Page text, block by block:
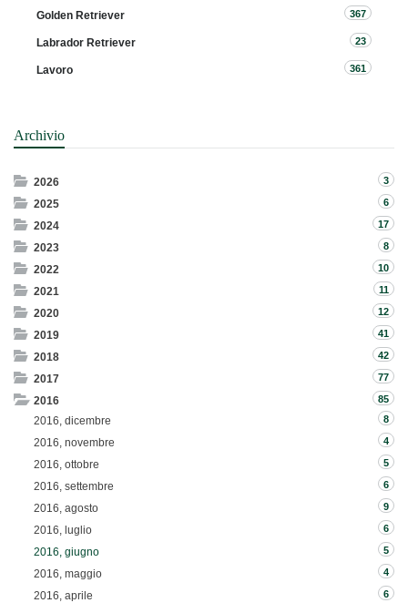
Golden Retriever 367
Labrador Retriever 23
Lavoro 361
Archivio
2026 3
2025 6
2024 17
2023 8
2022 10
2021 11
2020 12
2019 41
2018 42
2017 77
2016 85
2016, dicembre 8
2016, novembre 4
2016, ottobre 5
2016, settembre 6
2016, agosto 9
2016, luglio 6
2016, giugno 5
2016, maggio 4
2016, aprile 6